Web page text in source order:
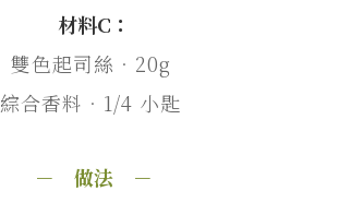
材料C：
雙色起司絲．20g
綜合香料．1/4 小匙
－ 做法 －